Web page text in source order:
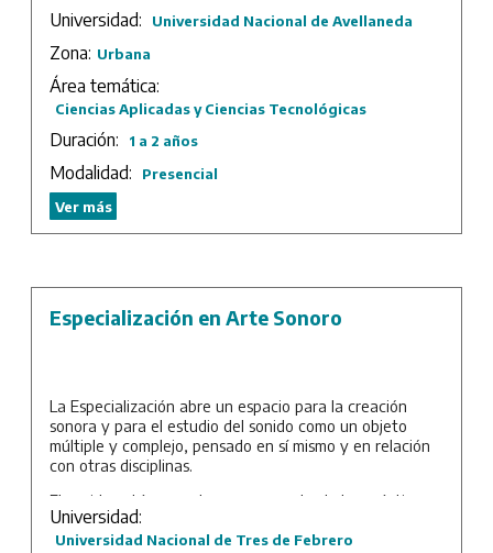
Duración: 3 cuatrimestres más trabajo final de
integración.
Universidad: Universidad Nacional de Avellaneda
Zona: Urbana
Área temática:
Ciencias Aplicadas y Ciencias Tecnológicas
Duración: 1 a 2 años
Modalidad:
Presencial
Ver más
Especialización en Arte Sonoro
La Especialización abre un espacio para la creación
sonora y para el estudio del sonido como un objeto
múltiple y complejo, pensado en sí mismo y en relación
con otras disciplinas.
El sonido está presente en gran parte de las prácticas
artísticas contemporáneas. No solo la música lo incluye
como material estructurante de obras con diferentes
Universidad:
Universidad Nacional de Tres de Febrero